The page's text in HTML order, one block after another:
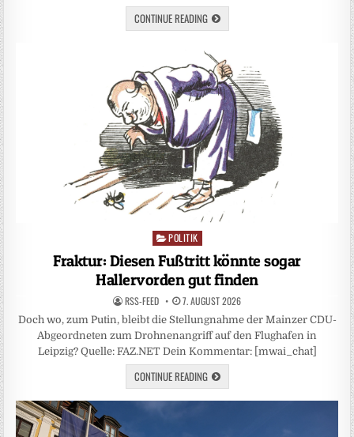
CONTINUE READING
Posted
in
POLITIK
Fraktur: Diesen Fußtritt könnte sogar
Hallervorden gut finden
RSS-FEED 7. AUGUST 2026
Doch wo, zum Putin, bleibt die Stellungnahme der Mainzer CDU-
Abgeordneten zum Drohnenangriff auf den Flughafen in
Leipzig? Quelle: FAZ.NET Dein Kommentar: [mwai_chat]
CONTINUE READING